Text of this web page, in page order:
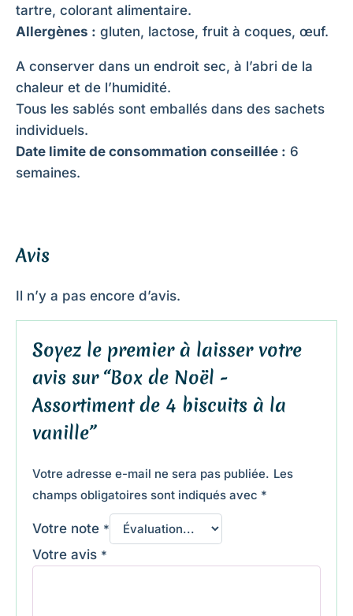
tartre, colorant alimentaire.
Allergènes : gluten, lactose, fruit à coques, œuf.
A conserver dans un endroit sec, à l’abri de la
chaleur et de l’humidité.
Tous les sablés sont emballés dans des sachets
individuels.
Date limite de consommation conseillée : 6
semaines.
Avis
Il n’y a pas encore d’avis.
Soyez le premier à laisser votre
avis sur “Box de Noël -
Assortiment de 4 biscuits à la
vanille”
Votre adresse e-mail ne sera pas publiée. Les
champs obligatoires sont indiqués avec *
Votre note *
Votre avis *